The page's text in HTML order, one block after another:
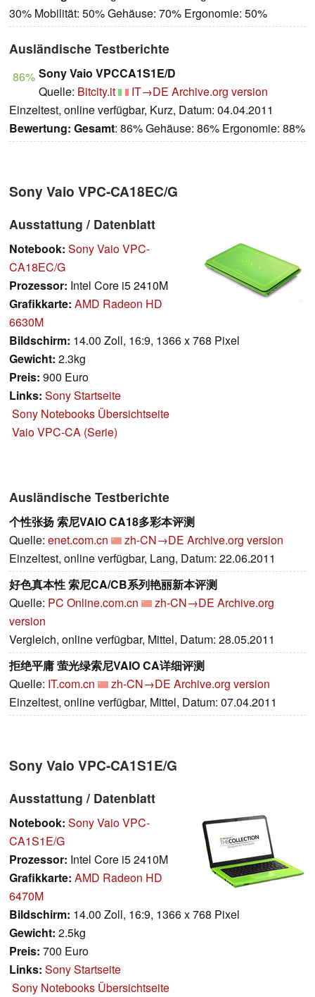
30% Mobilität: 50% Gehäuse: 70% Ergonomie: 50%
Ausländische Testberichte
86% Sony Vaio VPCCA1S1E/D
Quelle: Bitcity.it IT→DE Archive.org version
Einzeltest, online verfügbar, Kurz, Datum: 04.04.2011
Bewertung: Gesamt: 86% Gehäuse: 86% Ergonomie: 88%
Sony Vaio VPC-CA18EC/G
Ausstattung / Datenblatt
Notebook: Sony Vaio VPC-
CA18EC/G
Prozessor: Intel Core i5 2410M
Grafikkarte: AMD Radeon HD
6630M
Bildschirm: 14.00 Zoll, 16:9, 1366 x 768 Pixel
Gewicht: 2.3kg
Preis: 900 Euro
Links: Sony Startseite
Sony Notebooks Übersichtseite
Vaio VPC-CA (Serie)
Ausländische Testberichte
个性张扬 索尼VAIO CA18多彩本评测
Quelle: enet.com.cn zh-CN→DE Archive.org version
Einzeltest, online verfügbar, Lang, Datum: 22.06.2011
好色真本性 索尼CA/CB系列艳丽新本评测
Quelle: PC Online.com.cn zh-CN→DE Archive.org
version
Vergleich, online verfügbar, Mittel, Datum: 28.05.2011
拒绝平庸 萤光绿索尼VAIO CA详细评测
Quelle: IT.com.cn zh-CN→DE Archive.org version
Einzeltest, online verfügbar, Mittel, Datum: 07.04.2011
Sony Vaio VPC-CA1S1E/G
Ausstattung / Datenblatt
Notebook: Sony Vaio VPC-
CA1S1E/G
Prozessor: Intel Core i5 2410M
Grafikkarte: AMD Radeon HD
6470M
Bildschirm: 14.00 Zoll, 16:9, 1366 x 768 Pixel
Gewicht: 2.5kg
Preis: 700 Euro
Links: Sony Startseite
Sony Notebooks Übersichtseite